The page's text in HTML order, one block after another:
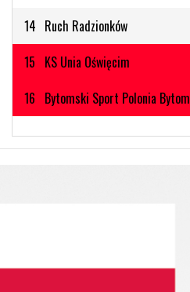
14 Ruch Radzionków
15 KS Unia Oświęcim
16 Bytomski Sport Polonia Bytom